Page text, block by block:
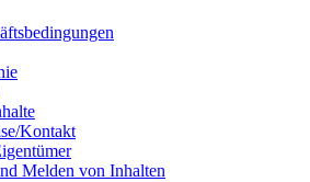
Kontakt
Melden von Inhalten